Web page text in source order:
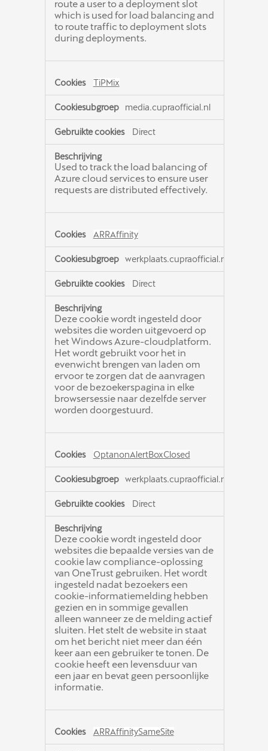
route a user to a deployment slot
which is used for load balancing and
to route traffic to deployment slots
during deployments.
TiPMix
media.cupraofficial.nl
Direct
Used to track the load balancing of
Azure cloud services to ensure user
requests are distributed effectively.
ARRAffinity
werkplaats.cupraofficial.nl
Direct
Deze cookie wordt ingesteld door
websites die worden uitgevoerd op
het Windows Azure-cloudplatform.
Het wordt gebruikt voor het in
evenwicht brengen van laden om
ervoor te zorgen dat de aanvragen
voor de bezoekerspagina in elke
browsersessie naar dezelfde server
worden doorgestuurd.
OptanonAlertBoxClosed
werkplaats.cupraofficial.nl
Direct
Deze cookie wordt ingesteld door
websites die bepaalde versies van de
cookie law compliance-oplossing
van OneTrust gebruiken. Het wordt
ingesteld nadat bezoekers een
cookie-informatiemelding hebben
gezien en in sommige gevallen
alleen wanneer ze de melding actief
sluiten. Het stelt de website in staat
om het bericht niet meer dan één
keer aan een gebruiker te tonen. De
cookie heeft een levensduur van
een jaar en bevat geen persoonlijke
informatie.
ARRAffinitySameSite